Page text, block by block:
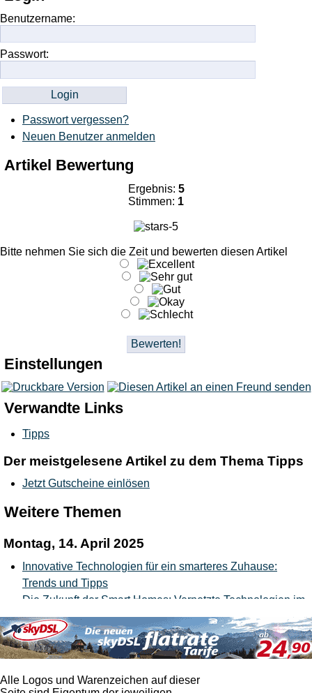
Benutzername:
Passwort:
Passwort vergessen?
Neuen Benutzer anmelden
Artikel Bewertung
Ergebnis: 5
Stimmen: 1
Bitte nehmen Sie sich die Zeit und bewerten diesen Artikel
Einstellungen
Verwandte Links
Tipps
Der meistgelesene Artikel zu dem Thema Tipps
Jetzt Gutscheine einlösen
Weitere Themen
Montag, 14. April 2025
Innovative Technologien für ein smarteres Zuhause:
Trends und Tipps
Die Zukunft der Smart Homes: Vernetzte Technologien im
Alltag
Zukünftiges Wohnen: Wegweisende Designkonzepte für
urbane Lebenswelten
Montag, 10. März 2025
Alle Logos und Warenzeichen auf dieser